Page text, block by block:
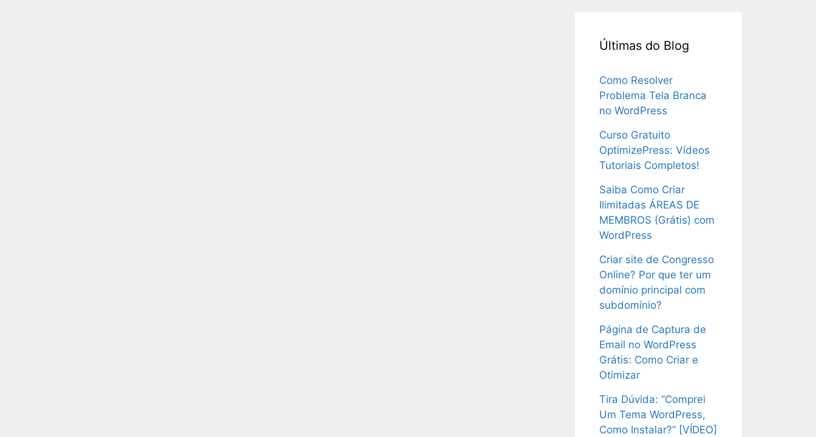
Últimas do Blog
Como Resolver
Problema Tela Branca
no WordPress
Curso Gratuito
OptimizePress: Vídeos
Tutoriais Completos!
Saiba Como Criar
Ilimitadas ÁREAS DE
MEMBROS (Grátis) com
WordPress
Criar site de Congresso
Online? Por que ter um
domínio principal com
subdomínio?
Página de Captura de
Email no WordPress
Grátis: Como Criar e
Otimizar
Tira Dúvida: “Comprei
Um Tema WordPress,
Como Instalar?” [VÍDEO]